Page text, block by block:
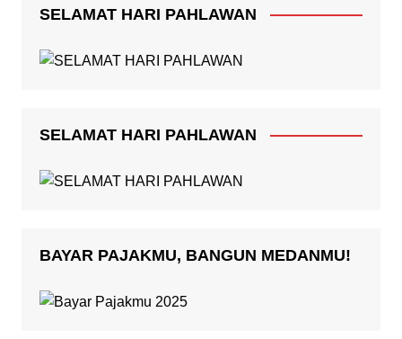
SELAMAT HARI PAHLAWAN
SELAMAT HARI PAHLAWAN
BAYAR PAJAKMU, BANGUN MEDANMU!